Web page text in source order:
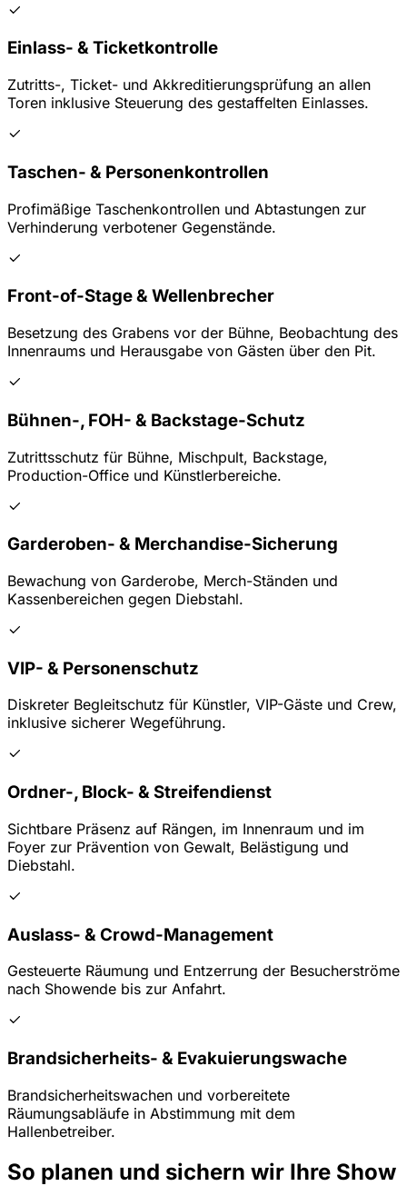
Einlass- & Ticketkontrolle
Zutritts-, Ticket- und Akkreditierungsprüfung an allen
Toren inklusive Steuerung des gestaffelten Einlasses.
Taschen- & Personenkontrollen
Profimäßige Taschenkontrollen und Abtastungen zur
Verhinderung verbotener Gegenstände.
Front-of-Stage & Wellenbrecher
Besetzung des Grabens vor der Bühne, Beobachtung des
Innenraums und Herausgabe von Gästen über den Pit.
Bühnen-, FOH- & Backstage-Schutz
Zutrittsschutz für Bühne, Mischpult, Backstage,
Production-Office und Künstlerbereiche.
Garderoben- & Merchandise-Sicherung
Bewachung von Garderobe, Merch-Ständen und
Kassenbereichen gegen Diebstahl.
VIP- & Personenschutz
Diskreter Begleitschutz für Künstler, VIP-Gäste und Crew,
inklusive sicherer Wegeführung.
Ordner-, Block- & Streifendienst
Sichtbare Präsenz auf Rängen, im Innenraum und im
Foyer zur Prävention von Gewalt, Belästigung und
Diebstahl.
Auslass- & Crowd-Management
Gesteuerte Räumung und Entzerrung der Besucherströme
nach Showende bis zur Anfahrt.
Brandsicherheits- & Evakuierungswache
Brandsicherheitswachen und vorbereitete
Räumungsabläufe in Abstimmung mit dem
Hallenbetreiber.
So planen und sichern wir Ihre Show